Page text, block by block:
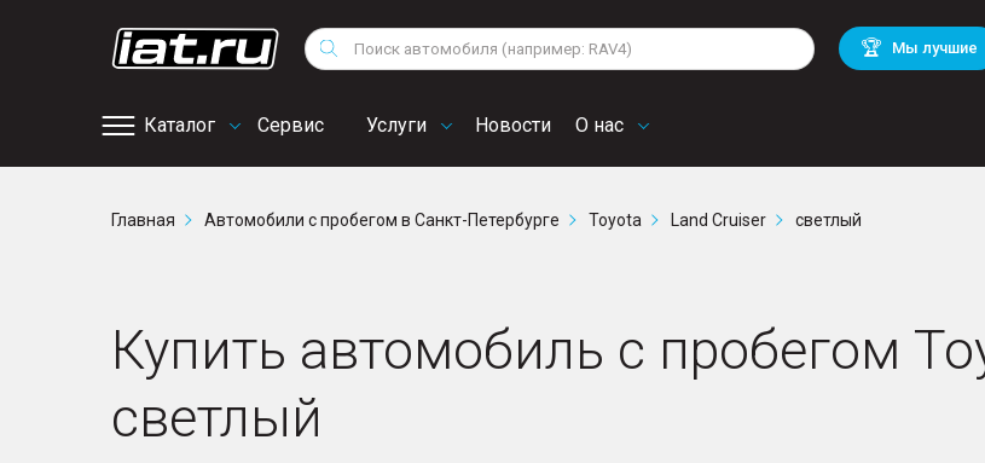
Поиск 🏆 Мы лучшие
Каталог Сервис
сервис
Услуги Новости О нас
Снегоходы
Квадроциклы
Volkswagen
Mitsubishi BMW
Audi
Chevrolet
Главная Автомобили с пробегом в Санкт-Петербурге Toyota Land Cruiser светлый
Купить автомобиль с пробегом
светлый